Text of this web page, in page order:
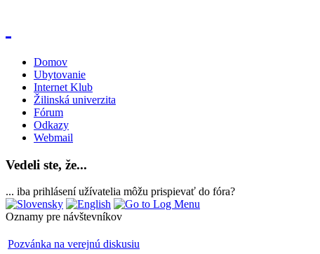
Domov
Ubytovanie
Internet Klub
Žilinská univerzita
Fórum
Odkazy
Webmail
Vedeli ste, že...
... iba prihlásení užívatelia môžu prispievať do fóra?
Oznamy pre návštevníkov
Pozvánka na verejnú diskusiu